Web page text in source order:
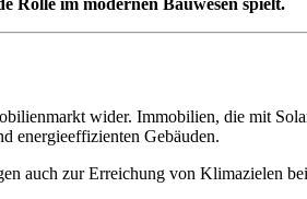
wider. Immobilien, die mit
energieeffizienten Gebäuden.
auch zur Erreichung von Klimazielen